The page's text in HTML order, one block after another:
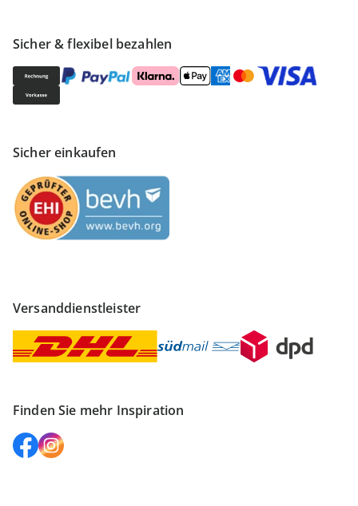
Sicher & flexibel bezahlen
Sicher einkaufen
Versanddienstleister
Finden Sie mehr Inspiration